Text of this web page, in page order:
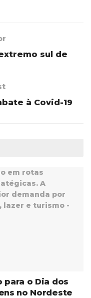
sul de
à Covid-19
para o Dia dos
no Nordeste